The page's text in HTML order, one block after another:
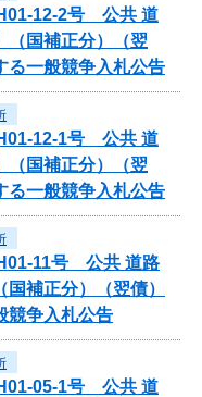
12-2号 公共 道
（国補正分）（翌
る一般競争入札公告
12-1号 公共 道
（国補正分）（翌
る一般競争入札公告
11号 公共 道路
補正分）（翌債）
競争入札公告
05-1号 公共 道